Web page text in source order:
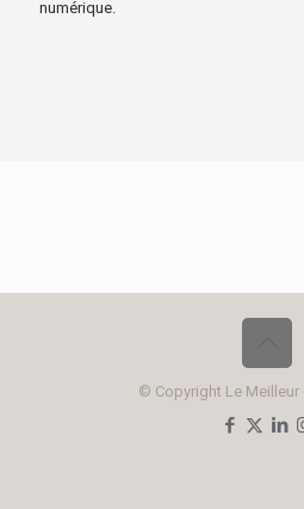
numérique.
© Copyright Le Meilleur